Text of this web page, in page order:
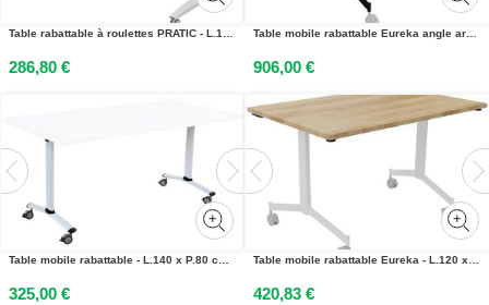
Table rabattable à roulettes PRATIC - L.160 x P.80 cm - Plateau Chêne - Pieds Aluminium
286,80 €
Table mobile rabattable Eureka angle arrondi à gauche - L.150 x P.70 cm - Plateau Chêne Nebraska - Pieds Noir
906,00 €
Table mobile rabattable - L.140 x P.80 cm - Plateau Blanc - Pieds Aluminium
325,00 €
Table mobile rabattable Eureka - L.120 x P.80 cm - Plateau Chêne Nebraska - Pieds Blanc
420,83 €